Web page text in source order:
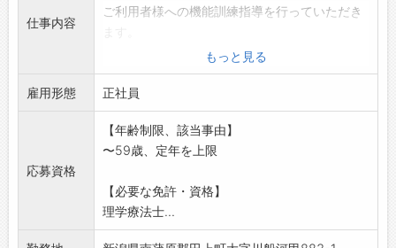
仕事内容
ご利用者様への機能訓練指導を行っていただき
・リハビリ計画・実施・評価
・マシンを使用したリハビリ
・その他、上記業務に付随する業務全般
・社有車使用あり
変更範囲:会社の定める業務
もっと見る
雇用形態 正社員
応募資格
【年齢制限、該当事由】
〜59歳、定年を上限
【必要な免許・資格】
理学療法士...